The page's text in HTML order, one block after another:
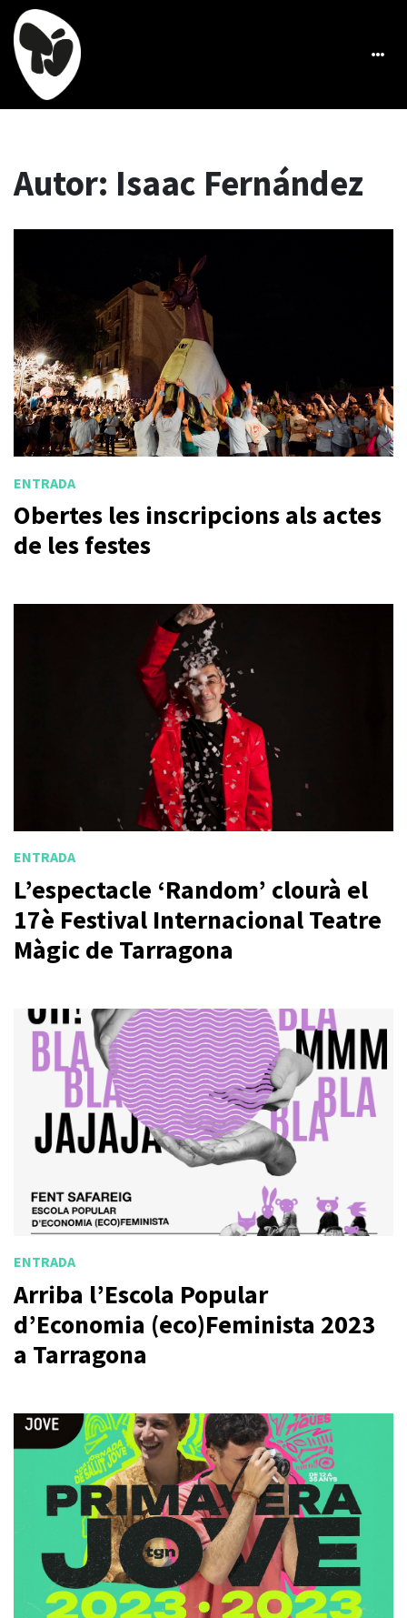
Autor: Isaac Fernández
ENTRADA
Obertes les inscripcions als actes
de les festes
ENTRADA
L’espectacle ‘Random’ clourà el
17è Festival Internacional Teatre
Màgic de Tarragona
ENTRADA
Arriba l’Escola Popular
d’Economia (eco)Feminista 2023
a Tarragona